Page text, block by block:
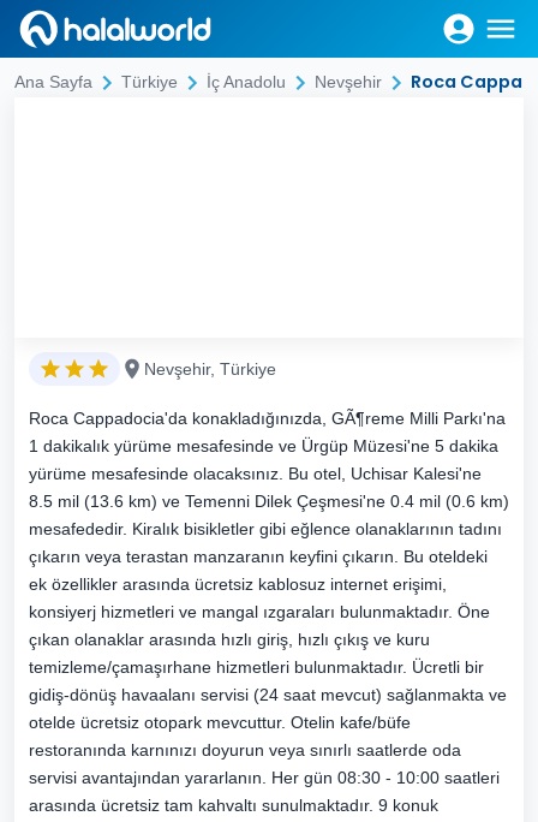
Ana Sayfa Türkiye İç Anadolu Nevşehir Roca
Nevşehir, Türkiye
Roca Cappadocia'da konakladığınızda, GÃ¶reme Milli Parkı'na
1 dakikalık yürüme mesafesinde ve Ürgüp Müzesi'ne 5 dakika
yürüme mesafesinde olacaksınız. Bu otel, Uchisar Kalesi'ne
8.5 mil (13.6 km) ve Temenni Dilek Çeşmesi'ne 0.4 mil (0.6 km)
mesafededir. Kiralık bisikletler gibi eğlence olanaklarının tadını
çıkarın veya terastan manzaranın keyfini çıkarın. Bu oteldeki
ek özellikler arasında ücretsiz kablosuz internet erişimi,
konsiyerj hizmetleri ve mangal ızgaraları bulunmaktadır. Öne
çıkan olanaklar arasında hızlı giriş, hızlı çıkış ve kuru
temizleme/çamaşırhane hizmetleri bulunmaktadır. Ücretli bir
gidiş-dönüş havaalanı servisi (24 saat mevcut) sağlanmakta ve
otelde ücretsiz otopark mevcuttur. Otelin kafe/büfe
restoranında karnınızı doyurun veya sınırlı saatlerde oda
servisi avantajından yararlanın. Her gün 08:30 - 10:00 saatleri
arasında ücretsiz tam kahvaltı sunulmaktadır. 9 konuk